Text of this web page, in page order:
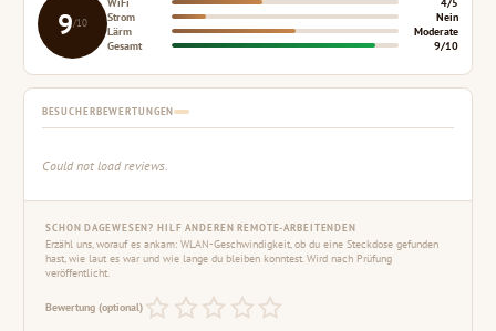
9/10
Strom
Nein
Lärm
Moderate
Gesamt
9/10
BESUCHERBEWERTUNGEN
Could not load reviews.
SCHON DAGEWESEN? HILF ANDEREN REMOTE-ARBEITENDEN
Erzähl uns, worauf es ankam: WLAN-Geschwindigkeit, ob du eine Steckdose gefunden
hast, wie laut es war und wie lange du bleiben konntest. Wird nach Prüfung
veröffentlicht.
Bewertung (optional)